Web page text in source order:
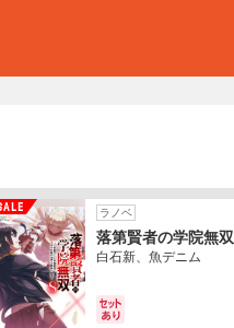
ラノベ
落第賢者の学院無双
白石新、魚デニム